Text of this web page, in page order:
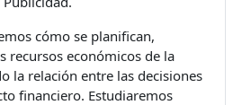
cómo se planifican,
recursos económicos de la
la relación entre las decisiones
financiero. Estudiaremos